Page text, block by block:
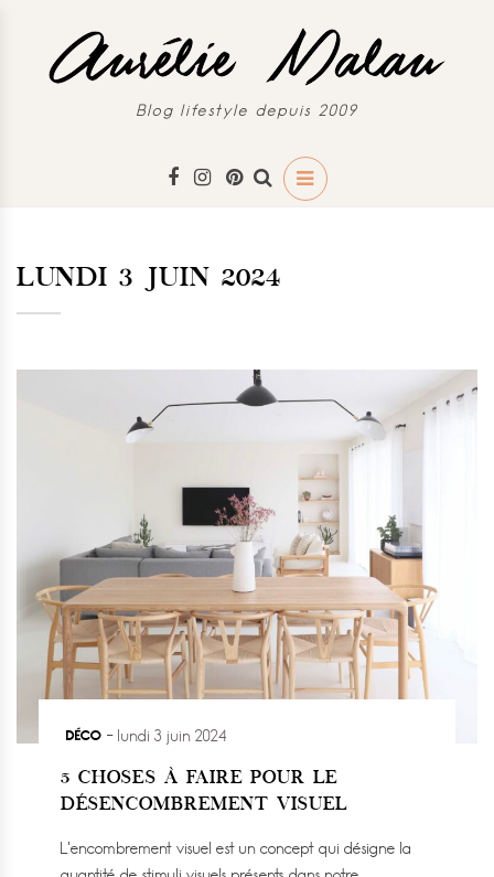
Blog lifestyle depuis 2009
LUNDI 3 JUIN 2024
DÉCO lundi 3 juin 2024
5 CHOSES À FAIRE POUR LE
DÉSENCOMBREMENT VISUEL
L’encombrement visuel est un concept qui désigne la